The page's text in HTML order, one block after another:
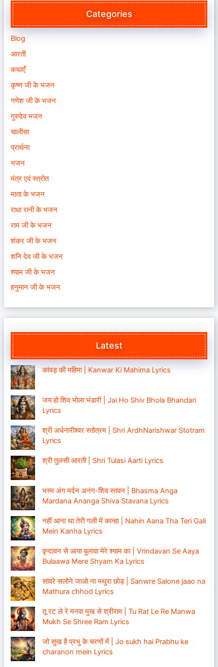
Categories
Blog
आरती
कथाएँ
कृष्ण जी के भजन
गणेश जी के भजन
गुरुदेव भजन
चालीसा
प्रार्थना
भजन
मंत्र एवं स्त्रोत
माता के भजन
राधा रानी के भजन
राम जी के भजन
शंकर जी के भजन
शनि देव जी के भजन
श्याम जी के भजन
हनुमान जी के भजन
Latest
कांवड़ की महिमा | Kanwar Ki Mahima Lyrics
जय हो शिव भोला भंडारी | Jai Ho Shiv Bhola Bhandari
Lyrics
श्री अर्धनारीश्वर स्तोत्रम | Shri ArdhNarishwar Stotram
Lyrics
श्री तुलसी आरती | Shri Tulasi Aarti Lyrics
भस्म अंग मर्दन अनंग-शिव स्तवन | Bhasma Anga
Mardana Ananga Shiva Stavana Lyrics
नहीं आना था तेरी गली में कान्हा | Nahin Aana Tha Teri Gali
Mein Kanha Lyrics
वृन्दावन से आया बुलावा मेरे श्याम का | Vrindavan Se Aaya
Bulaawa Mere Shyam Ka Lyrics
सांवरे सलोने जाओ ना मथुरा छोड़ | Sanwre Salone jaao na
Mathura chhod Lyrics
तू रट ले रे मनवा मुख से श्रीराम | Tu Rat Le Re Manwa
Mukh Se Shree Ram Lyrics
जो सुख है प्रभु के चरणों में | Jo sukh hai Prabhu ke
charanon mein Lyrics